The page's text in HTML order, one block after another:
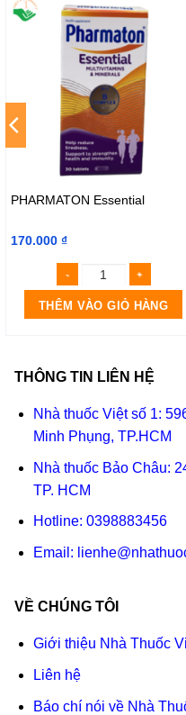
PHARMATON Essential
170.000 ₫
THÊM VÀO GIỎ HÀNG
THÔNG TIN LIÊN HỆ
Nhà thuốc Việt số 1:
Minh Phụng, TP.HCM
Nhà thuốc Bảo Châu:
TP. HCM
Hotline: 0398883456
Email:
VỀ CHÚNG TÔI
Giới thiệu Nhà Thuốc
Liên hệ
Báo chí nói về Nhà